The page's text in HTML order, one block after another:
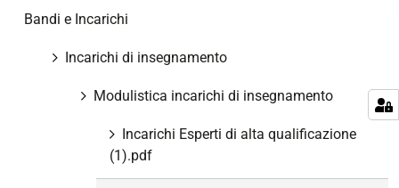
Bandi e Incarichi
Incarichi di insegnamento
Modulistica incarichi di insegnamento
Incarichi Esperti di alta qualificazione
(1).pdf